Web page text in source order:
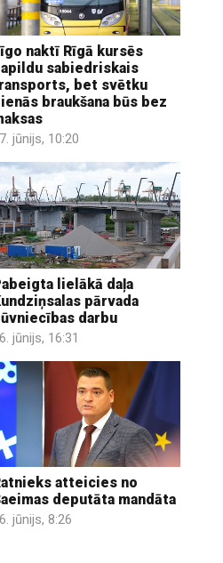
naktī Rīgā kursēs
sabiedriskais
bet svētku
braukšana būs bez
jūnijs, 10:20
lielākā daļa
pārvada
darbu
jūnijs, 16:31
atteicies no
deputāta mandāta
jūnijs, 8:26